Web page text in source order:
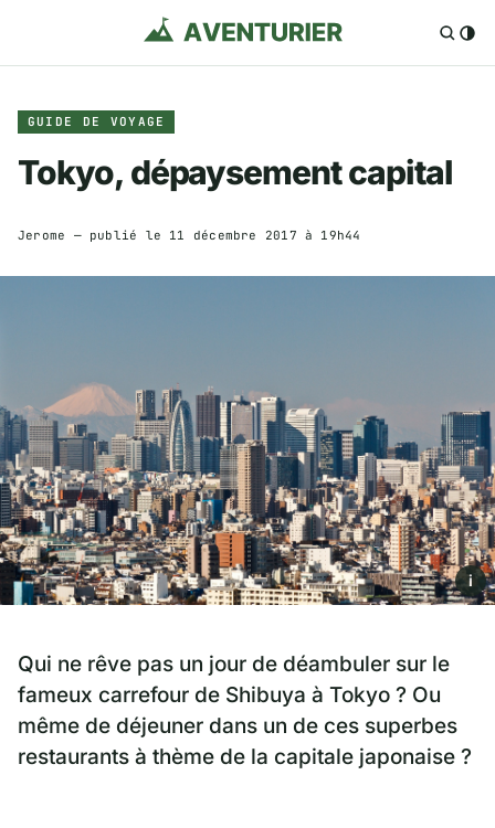
GUIDE DE VOYAGE
Tokyo, dépaysement capital
Jerome — publié le 11 décembre 2017 à 19h44
i
Qui ne rêve pas un jour de déambuler sur le
fameux carrefour de Shibuya à Tokyo ? Ou
même de déjeuner dans un de ces superbes
restaurants à thème de la capitale japonaise ?